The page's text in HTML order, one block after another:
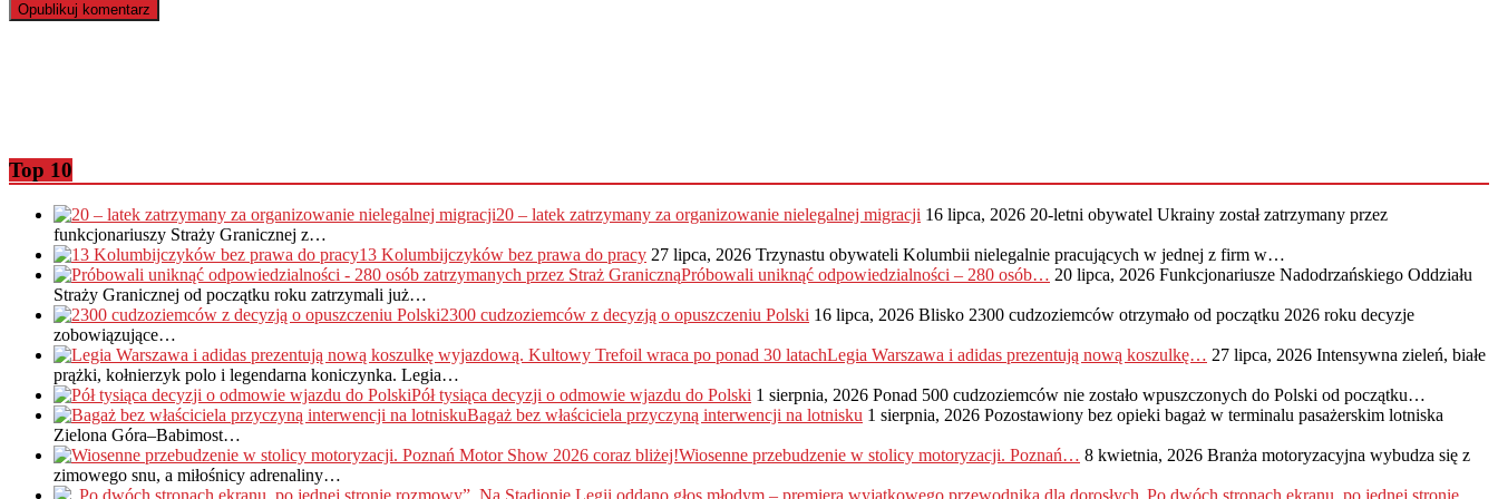
Top 10
20 – latek zatrzymany za organizowanie nielegalnej migracji 16 lipca, 2026 20-letni obywatel Ukrainy został zatrzymany przez
funkcjonariuszy Straży Granicznej z…
13 Kolumbijczyków bez prawa do pracy 27 lipca, 2026 Trzynastu obywateli Kolumbii nielegalnie pracujących w jednej z firm w…
Próbowali uniknąć odpowiedzialności – 280 osób… 20 lipca, 2026 Funkcjonariusze Nadodrzańskiego Oddziału
Straży Granicznej od początku roku zatrzymali już…
2300 cudzoziemców z decyzją o opuszczeniu Polski 16 lipca, 2026 Blisko 2300 cudzoziemców otrzymało od początku 2026 roku decyzje
zobowiązujące…
Legia Warszawa i adidas prezentują nową koszulkę… 27 lipca, 2026 Intensywna zieleń, białe
prążki, kołnierzyk polo i legendarna koniczynka. Legia…
Pół tysiąca decyzji o odmowie wjazdu do Polski 1 sierpnia, 2026 Ponad 500 cudzoziemców nie zostało wpuszczonych do Polski od początku…
Bagaż bez właściciela przyczyną interwencji na lotnisku 1 sierpnia, 2026 Pozostawiony bez opieki bagaż w terminalu pasażerskim lotniska
Zielona Góra–Babimost…
Wiosenne przebudzenie w stolicy motoryzacji. Poznań… 8 kwietnia, 2026 Branża motoryzacyjna wybudza się z
zimowego snu, a miłośnicy adrenaliny…